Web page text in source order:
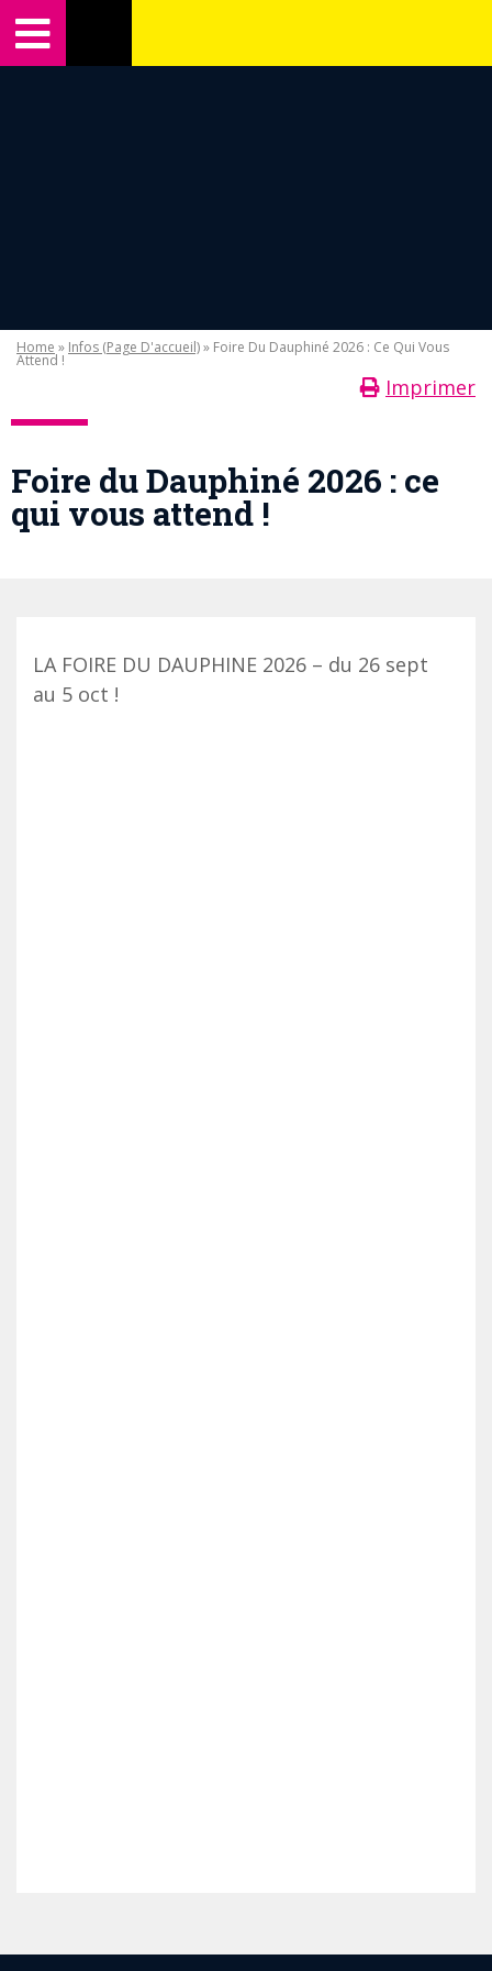
Home » Infos (Page D'accueil)» Foire Du Dauphiné 2026 : Ce Qui Vous
Attend !
Imprimer
Foire du Dauphiné 2026 : ce
qui vous attend !
LA FOIRE DU DAUPHINE 2026 – du 26 sept
au 5 oct !